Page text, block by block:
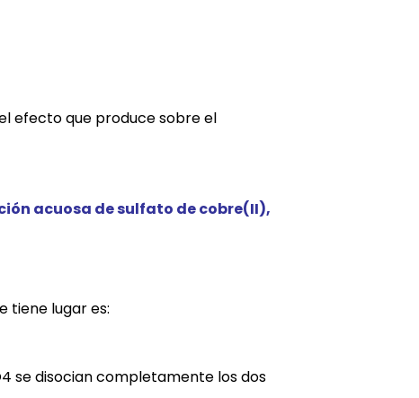
efecto que produce sobre el
acuosa de sulfato de cobre(II),
tiene lugar es:
se disocian completamente los dos